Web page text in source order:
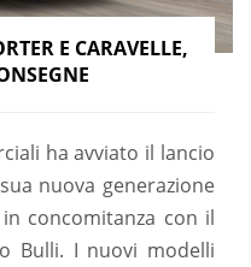
E CARAVELLE,
ha avviato il lancio
nuova generazione
concomitanza con il
Bulli. I nuovi modelli